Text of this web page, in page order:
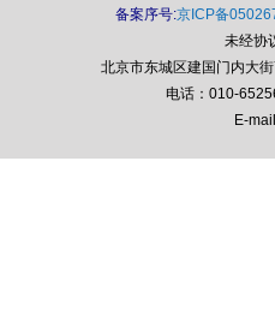
备案序号:京ICP备
未经协
北京市东城区建国门内大
电话：010-
E-